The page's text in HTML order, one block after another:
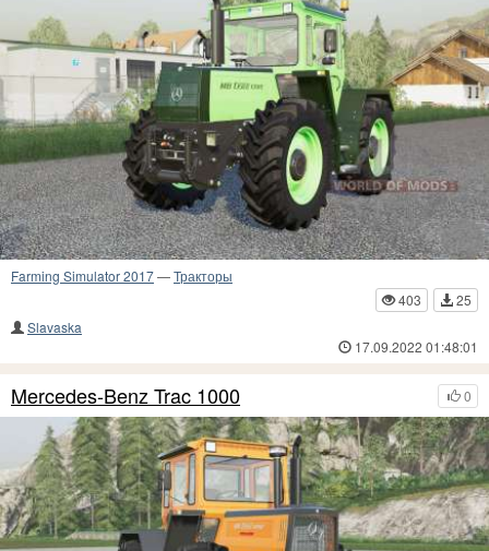
Farming Simulator 2017—Тракторы
403
25
Slavaska
17.09.2022 01:48:01
0
Mercedes-Benz Trac 1000